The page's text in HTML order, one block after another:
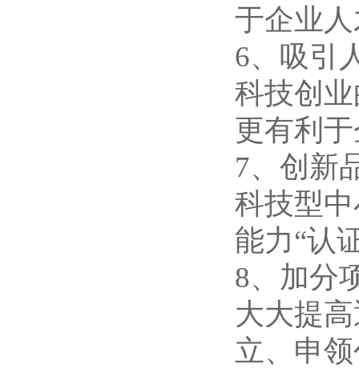
于企业
6、吸引
科技创
更有利
7、创新
科技型
能力“认
8、加分
大大提
立、申